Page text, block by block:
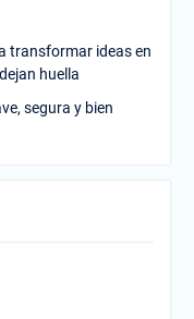
transformar ideas en
huella
segura y bien